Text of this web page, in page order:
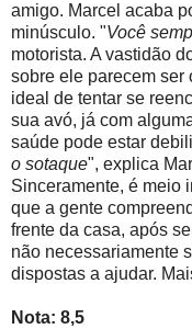
amigo. Marcel acaba
minúsculo. "Você
motorista. A vastidão
sobre ele parecem ser
ideal de tentar se
sua avó, já com
saúde pode estar
o sotaque", explica
Sinceramente, é meio
que a gente
frente da casa, após
não necessariamente
dispostas a ajudar.
Nota: 8,5